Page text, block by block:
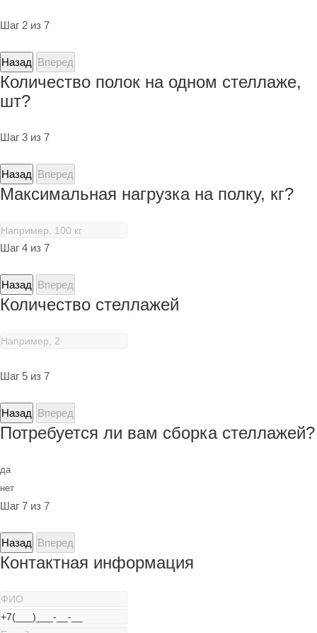
Шаг 2 из 7
Назад Вперед
Количество полок на одном стеллаже,
шт?
Шаг 3 из 7
Назад Вперед
Максимальная нагрузка на полку, кг?
Шаг 4 из 7
Назад Вперед
Количество стеллажей
Шаг 5 из 7
Назад Вперед
Потребуется ли вам сборка стеллажей?
да
нет
Шаг 7 из 7
Назад Вперед
Контактная информация